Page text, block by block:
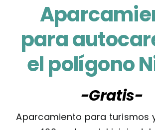
para
el polígono
-Gratis-
Aparcamiento para turismos